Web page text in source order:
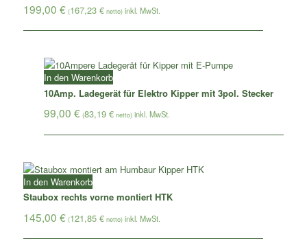
199,00€ (167,23€ netto)
10Amp. Ladegerät für Elektro Kipper mit 3pol. Stecker
99,00 € (83,19 €netto)
In den Warenkorb
Staubox rechts vorne montiert HTK
145,00€ (121,85€ netto)
In den Warenkorb